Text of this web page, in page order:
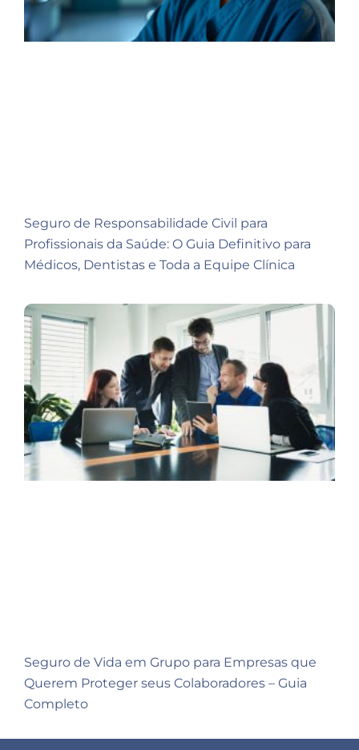
Seguro de Responsabilidade Civil para
Profissionais da Saúde: O Guia Definitivo para
Médicos, Dentistas e Toda a Equipe Clínica
Seguro de Vida em Grupo para Empresas que
Querem Proteger seus Colaboradores – Guia
Completo